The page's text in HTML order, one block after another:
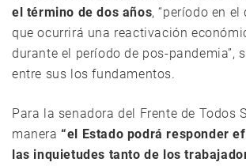
el término de dos años, “período en el
que ocurrirá una reactivación
durante el período de pos-pandemia”,
entre sus los fundamentos.
Para la senadora del Frente de Todos
manera“el Estado podrá responder
las inquietudes tanto de los